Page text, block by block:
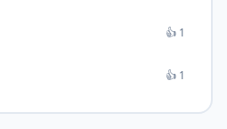
👍 1
👍 1